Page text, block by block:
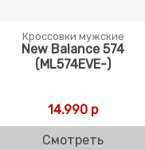
Кроссовки мужские
New Balance 574
(ML574EVE-)
14.990 р
Смотреть